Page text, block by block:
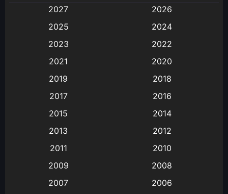
Animation การ์ตูน
Animation อนิเมะ
Animation แอนิเมชัน
(9)
Big tits (นมใหญ่)
2027
2026
2025
2024
2023
2022
2021
2020
2019
2018
2017
2016
2015
2014
2013
2012
2011
2010
2009
2008
2007
2006